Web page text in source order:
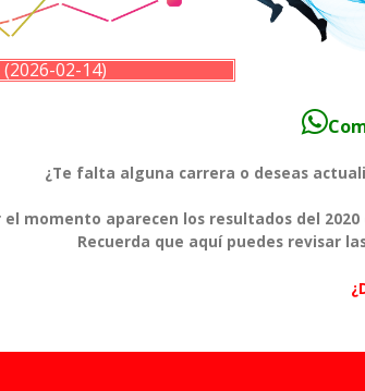
02-14)
¿Te falta alguna carrera o deseas
el momento aparecen los resultados del
Recuerda que aquí puedes revisar